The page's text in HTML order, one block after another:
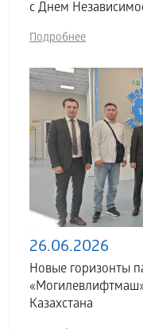
с Днем
Подробнее
26.06.2026
Новые горизонты
Казахстана